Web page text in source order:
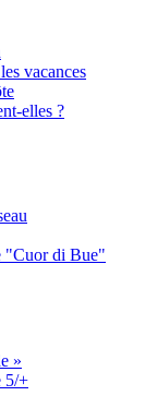
vacances
elles ?
"Cuor di Bue"
»
5/+